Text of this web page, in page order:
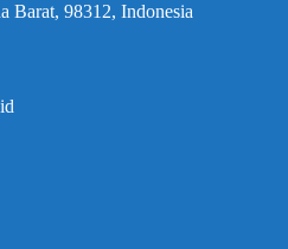
Barat, 98312, Indonesia